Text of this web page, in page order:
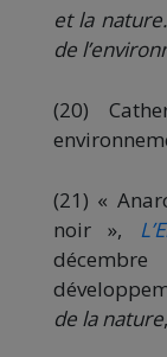
et la
de
(20)
(21) «
noir »,
de la nature,